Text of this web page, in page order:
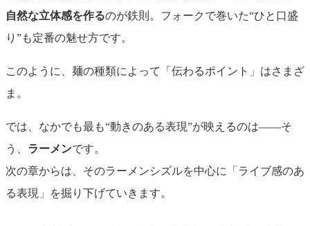
自然な立体感を作るのが鉄則。フォークで巻いた“ひと口盛
り”も定番の魅せ方です。
このように、麺の種類によって「伝わるポイント」はさまざ
ま。
では、なかでも最も“動きのある表現”が映えるのは――そ
う、 ラーメンです。
次の章からは、そのラーメンシズルを中心に「ライブ感のあ
る表現」を掘り下げていきます。